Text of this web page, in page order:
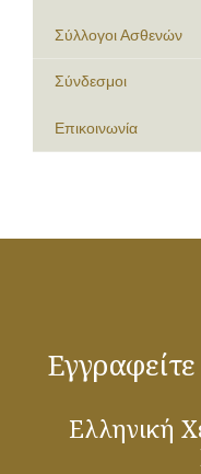
Σύλλογοι Ασθενών
Σύνδεσμοι
Επικοινωνία
Ελληνική